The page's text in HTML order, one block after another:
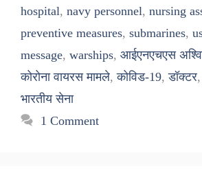
hospital, navy personnel, nursing
preventive measures, submarines,
message, warships, आईएनएचएस
कोरोना वायरस मामले,कोविड-19,डॉक्टर,
भारतीय सेना
1 Comment